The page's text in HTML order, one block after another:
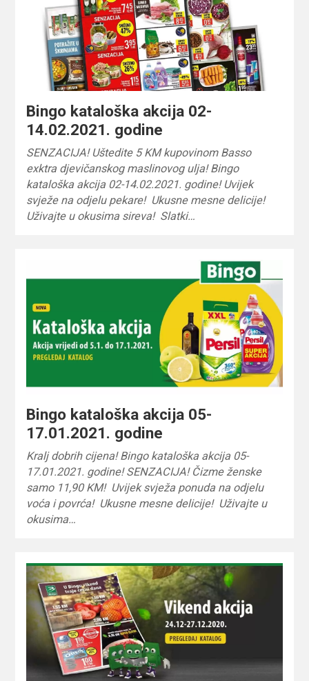
Bingo kataloška akcija 02-
14.02.2021. godine
SENZACIJA! Uštedite 5 KM kupovinom Basso
exktra djevičanskog maslinovog ulja! Bingo
kataloška akcija 02-14.02.2021. godine! Uvijek
svježe na odjelu pekare! Ukusne mesne delicije!
Uživajte u okusima sireva! Slatki…
Bingo kataloška akcija 05-
17.01.2021. godine
Kralj dobrih cijena! Bingo kataloška akcija 05-
17.01.2021. godine! SENZACIJA! Čizme ženske
samo 11,90 KM! Uvijek svježa ponuda na odjelu
voća i povrća! Ukusne mesne delicije! Uživajte u
okusima…